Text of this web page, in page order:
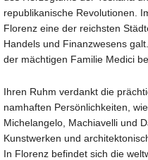
republikanische Revolutionen.
Florenz eine der reichsten
Handels und Finanzwesens
der mächtigen Familie Medici
Ihren Ruhm verdankt die
namhaften Persönlichkeiten,
Michelangelo, Machiavelli und
Kunstwerken und
In Florenz befindet sich die